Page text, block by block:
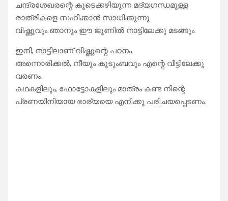
ചന്ദ്രശേഖരന്റെ കൂടെക്കഴിയുന്ന മദ്യഗന്ധമുള്ള
രാത്രികളെ സഹിക്കാൻ സാധിക്കുന്നു.
വിഷ്ണുവും ഞാനും ഈ ജൂണിൽ നാട്ടിലേക്കു മടങ്ങും.
ഇനി, നാട്ടിലാണ് വിഷ്ണുന്റെ പഠനം.
അന്നൊരിക്കൽ, നീയും കുടുംബവും എന്റെ വീട്ടിലേക്കു
വരണം.
കഥകളിലും, ഫോട്ടോകളിലും മാത്രം കണ്ട നിന്റെ
പ്രണയിനിയായ ഭാര്യയെ എനിക്കു പരിചയപ്പെടണം.